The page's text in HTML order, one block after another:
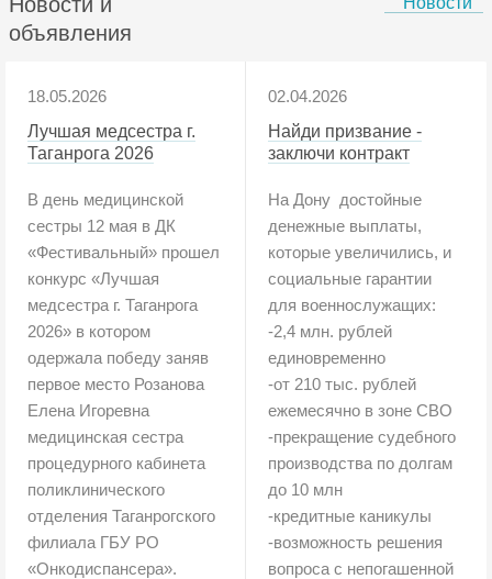
объявления
18.05.2026
Лучшая медсестра г.
Таганрога 2026
В день медицинской
сестры 12 мая в ДК
«Фестивальный» прошел
конкурс «Лучшая
медсестра г. Таганрога
2026» в котором
одержала победу заняв
первое место Розанова
Елена Игоревна
медицинская сестра
процедурного кабинета
поликлинического
отделения Таганрогского
филиала ГБУ РО
«Онкодиспансера».
02.04.2026
Найди призвание -
заключи контракт
На Дону достойные
денежные выплаты,
которые увеличились, и
социальные гарантии
для военнослужащих:
-2,4 млн. рублей
единовременно
-от 210 тыс. рублей
ежемесячно в зоне СВО
-прекращение судебного
производства по долгам
до 10 млн
-кредитные каникулы
-возможность решения
вопроса с непогашенной